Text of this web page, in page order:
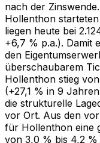
nach der
Hollenthon
liegen heute bei
+6,7 % p.a.). Damit
den
überschaubarem
Hollenthon stieg
(+27,1 % in 9
die strukturelle
vor Ort. Aus den
für Hollenthon eine
von 3,0 % bis 4,2